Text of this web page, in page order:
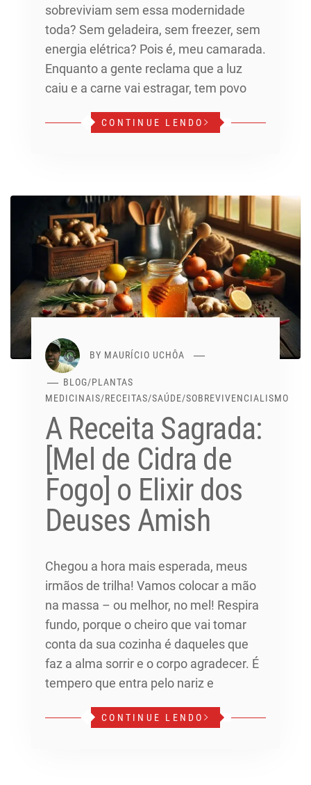
sobreviviam sem essa modernidade
toda? Sem geladeira, sem freezer, sem
energia elétrica? Pois é, meu camarada.
Enquanto a gente reclama que a luz
caiu e a carne vai estragar, tem povo
CONTINUE LENDO
BY MAURÍCIO UCHÔA
BLOG/PLANTAS
MEDICINAIS/RECEITAS/SAÚDE/SOBREVIVENCIALISMO
A Receita Sagrada:
[Mel de Cidra de
Fogo] o Elixir dos
Deuses Amish
Chegou a hora mais esperada, meus
irmãos de trilha! Vamos colocar a mão
na massa – ou melhor, no mel! Respira
fundo, porque o cheiro que vai tomar
conta da sua cozinha é daqueles que
faz a alma sorrir e o corpo agradecer. É
tempero que entra pelo nariz e
CONTINUE LENDO